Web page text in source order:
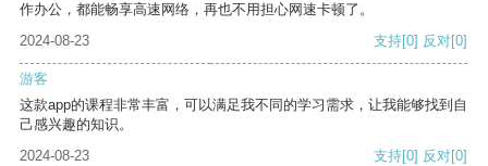
作办公，都能畅享高速网络，再也不用担心网速卡顿了。
2024-08-23
支持[0] 反对[0]
游客
这款app的课程非常丰富，可以满足我不同的学习需求，让我能够找到自
己感兴趣的知识。
2024-08-23
支持[0] 反对[0]